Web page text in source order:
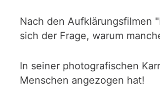
Nach den Aufklärungsfilmen
sich der Frage, warum
In seiner photografischen
Menschen angezogen hat!